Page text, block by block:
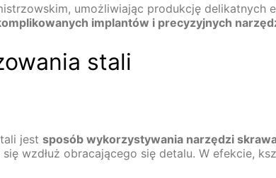
umożliwiając produkcję delikatnych
implantów i precyzyjnych
stali
jest sposób wykorzystywania narzędzi
wzdłuż obracającego się detalu. W efekcie,